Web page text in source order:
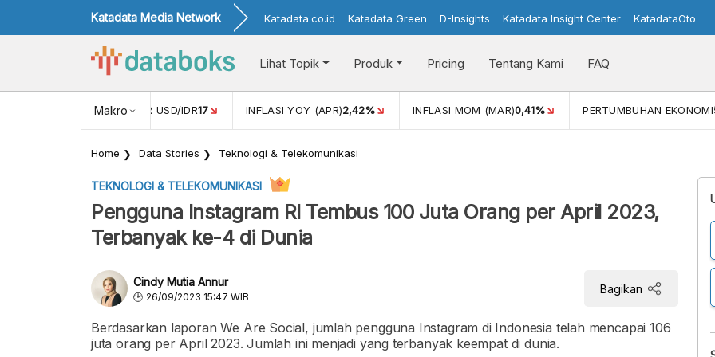
Katadata Media Network Katadata.co.id Katadata Green D-Insights Katadata Insight Center KatadataOto
Lihat Topik Produk Pricing Tentang Kami FAQ
Makro
NILAI TUKAR USD/IDR17 INFLASI YOY (APR)2,42% INFLASI MOM (MAR)0,41% PERTUMBUHAN EKONOMI
Home Data Stories Teknologi & Telekomunikasi
TEKNOLOGI & TELEKOMUNIKASI
Pengguna Instagram RI Tembus 100 Juta Orang per April 2023,
Terbanyak ke-4 di Dunia
Cindy Mutia Annur
26/09/2023 15:47 WIB
Bagikan
Berdasarkan laporan We Are Social, jumlah pengguna Instagram di Indonesia telah mencapai 106
juta orang per April 2023. Jumlah ini menjadi yang terbanyak keempat di dunia.